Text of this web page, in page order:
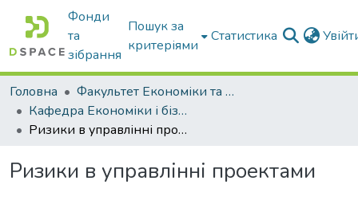
Фонди
та
зібрання
Пошук за
критеріями
Статистика
Головна
Факультет Економіки та бізнесу
Кафедра Економіки і бізнесу
Ризики в управлінні проектами
Ризики в управлінні проектами